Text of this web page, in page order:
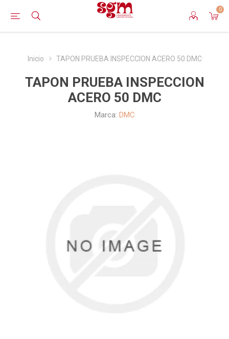
0
Inicio TAPON PRUEBA INSPECCION ACERO 50 DMC
TAPON PRUEBA INSPECCION
ACERO 50 DMC
Marca: DMC